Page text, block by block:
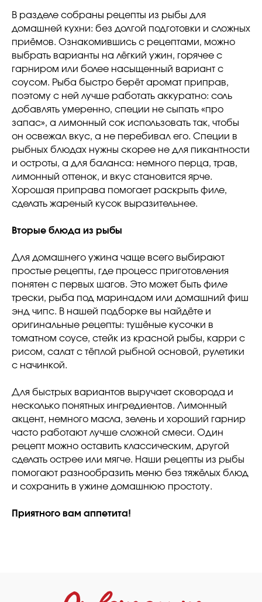
В разделе собраны рецепты из рыбы для
домашней кухни: без долгой подготовки и сложных
приёмов. Ознакомившись с рецептами, можно
выбрать варианты на лёгкий ужин, горячее с
гарниром или более насыщенный вариант с
соусом. Рыба быстро берёт аромат приправ,
поэтому с ней лучше работать аккуратно: соль
добавлять умеренно, специи не сыпать «про
запас», а лимонный сок использовать так, чтобы
он освежал вкус, а не перебивал его. Специи в
рыбных блюдах нужны скорее не для пикантности
и остроты, а для баланса: немного перца, трав,
лимонный оттенок, и вкус становится ярче.
Хорошая приправа помогает раскрыть филе,
сделать жареный кусок выразительнее.
Вторые блюда из рыбы
Для домашнего ужина чаще всего выбирают
простые рецепты, где процесс приготовления
понятен с первых шагов. Это может быть филе
трески, рыба под маринадом или домашний фиш
энд чипс. В нашей подборке вы найдёте и
оригинальные рецепты: тушёные кусочки в
томатном соусе, стейк из красной рыбы, карри с
рисом, салат с тёплой рыбной основой, рулетики
с начинкой.
Для быстрых вариантов выручает сковорода и
несколько понятных ингредиентов. Лимонный
акцент, немного масла, зелень и хороший гарнир
часто работают лучше сложной смеси. Один
рецепт можно оставить классическим, другой
сделать острее или мягче. Наши рецепты из рыбы
помогают разнообразить меню без тяжёлых блюд
и сохранить в ужине домашнюю простоту.
Приятного вам аппетита!
о наших рецептах
Отвечаем на
частые вопросы